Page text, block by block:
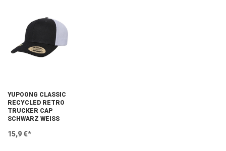
YUPOONG CLASSIC
RECYCLED RETRO
TRUCKER CAP
SCHWARZ WEISS
15,9 €*